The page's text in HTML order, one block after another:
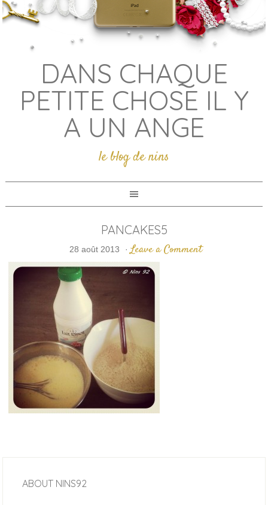
DANS CHAQUE
PETITE CHOSE IL Y
A UN ANGE
le blog de nins
PANCAKES5
28 août 2013 · Leave a Comment
ABOUT NINS92